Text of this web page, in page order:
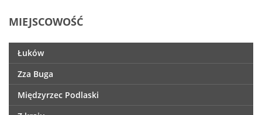
MIEJSCOWOŚĆ
Łuków
Zza Buga
Międzyrzec Podlaski